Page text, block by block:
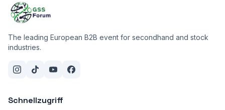
The leading European B2B event for secondhand and stock
industries.
Schnellzugriff